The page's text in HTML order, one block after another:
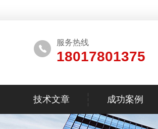
服务热线
18017801375
技术文章 成功案例